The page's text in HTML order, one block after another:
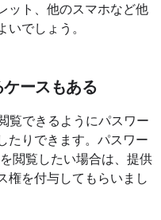
ット、他のスマホなど他
でしょう。
ースもある
覧できるようにパスワー
たりできます。パスワー
閲覧したい場合は、提供
権を付与してもらいまし